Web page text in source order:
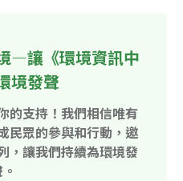
—讓《環境資訊中
境發聲
的支持！我們相信唯有
民眾的參與和行動，邀
，讓我們持續為環境發